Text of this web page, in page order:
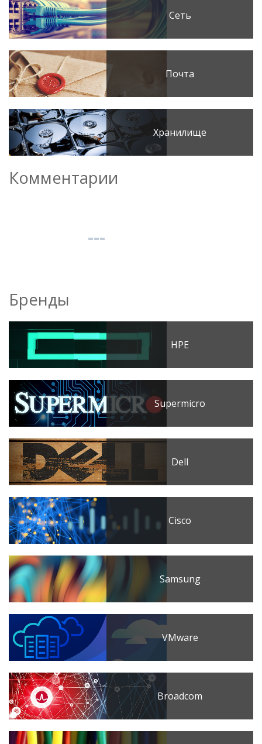
Сеть
Почта
Хранилище
Комментарии
Бренды
HPE
Supermicro
Dell
Cisco
Samsung
VMware
Broadcom